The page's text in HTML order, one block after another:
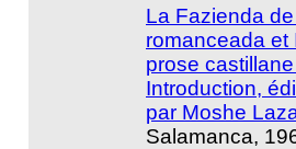
La Fazienda
romanceada et
prose
Introduction,
par Moshe
Salamanca,